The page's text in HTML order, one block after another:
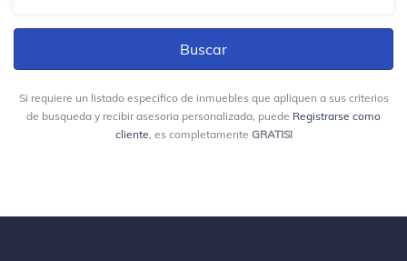
Av. Esperanza No. 43A - 90
Si requiere un listado especifico de inmuebles que apliquen a sus criterios
de busqueda y recibir asesoria personalizada, puede Registrarse como
cliente, es completamente GRATIS!